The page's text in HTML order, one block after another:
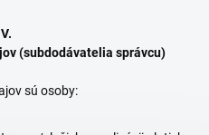
V.
(subdodávatelia správcu)
sú osoby: